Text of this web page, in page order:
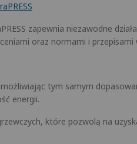
zapewnia niezawodne
oraz normami i
tym samym
energii.
które pozwolą na